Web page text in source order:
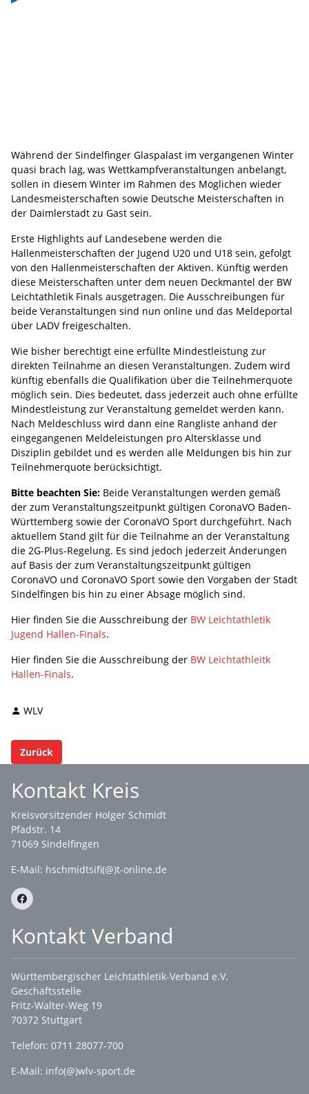
Während der Sindelfinger Glaspalast im vergangenen Winter
quasi brach lag, was Wettkampfveranstaltungen anbelangt,
sollen in diesem Winter im Rahmen des Möglichen wieder
Landesmeisterschaften sowie Deutsche Meisterschaften in
der Daimlerstadt zu Gast sein.
Erste Highlights auf Landesebene werden die
Hallenmeisterschaften der Jugend U20 und U18 sein, gefolgt
von den Hallenmeisterschaften der Aktiven. Künftig werden
diese Meisterschaften unter dem neuen Deckmantel der BW
Leichtathletik Finals ausgetragen. Die Ausschreibungen für
beide Veranstaltungen sind nun online und das Meldeportal
über LADV freigeschalten.
Wie bisher berechtigt eine erfüllte Mindestleistung zur
direkten Teilnahme an diesen Veranstaltungen. Zudem wird
künftig ebenfalls die Qualifikation über die Teilnehmerquote
möglich sein. Dies bedeutet, dass jederzeit auch ohne erfüllte
Mindestleistung zur Veranstaltung gemeldet werden kann.
Nach Meldeschluss wird dann eine Rangliste anhand der
eingegangenen Meldeleistungen pro Altersklasse und
Disziplin gebildet und es werden alle Meldungen bis hin zur
Teilnehmerquote berücksichtigt.
Bitte beachten Sie: Beide Veranstaltungen werden gemäß
der zum Veranstaltungszeitpunkt gültigen CoronaVO Baden-
Württemberg sowie der CoronaVO Sport durchgeführt. Nach
aktuellem Stand gilt für die Teilnahme an der Veranstaltung
die 2G-Plus-Regelung. Es sind jedoch jederzeit Änderungen
auf Basis der zum Veranstaltungszeitpunkt gültigen
CoronaVO und CoronaVO Sport sowie den Vorgaben der Stadt
Sindelfingen bis hin zu einer Absage möglich sind.
Hier finden Sie die Ausschreibung der BW Leichtathletik
Jugend Hallen-Finals.
Hier finden Sie die Ausschreibung der BW Leichtathleitk
Hallen-Finals.
WLV
Zurück
Kontakt Kreis
Kreisvorsitzender Holger Schmidt
Pfadstr. 14
71069 Sindelfingen
E-Mail: hschmidtsifi(@)t-online.de
Kontakt Verband
Württembergischer Leichtathletik-Verband e.V.
Geschäftsstelle
Fritz-Walter-Weg 19
70372 Stuttgart
Telefon: 0711 28077-700
E-Mail: info(@)wlv-sport.de